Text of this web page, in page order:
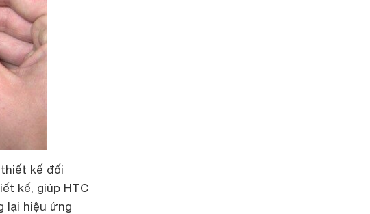
kế đối
kế, giúp HTC
lại hiệu ứng